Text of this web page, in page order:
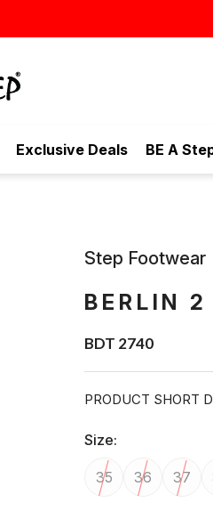
স্টাইলিশ ও
Exclusive Deals BE A
Step Footwear
BERLIN 2
BDT 2740
PRODUCT SHORT
Size:
35 36 37